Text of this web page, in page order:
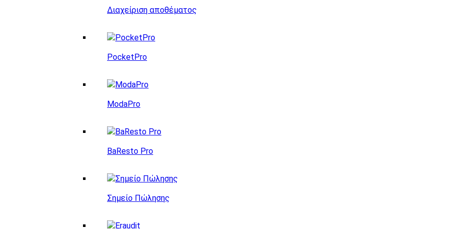
Διαχείριση αποθέματος
PocketPro
ModaPro
BaResto Pro
Σημείο Πώλησης